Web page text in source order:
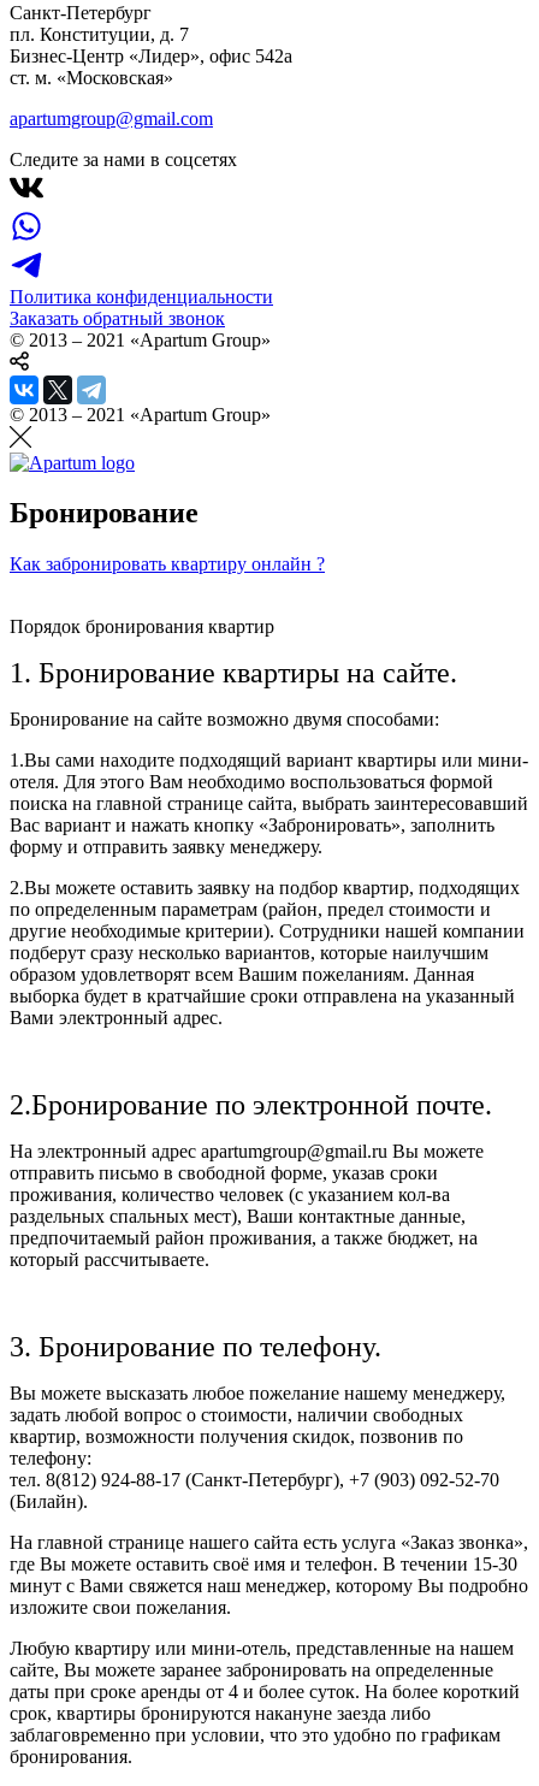
Санкт-Петербург
пл. Конституции, д. 7
Бизнес-Центр «Лидер», офис 542a
ст. м. «Московская»
apartumgroup@gmail.com
Следите за нами в соцсетях
Политика конфиденциальности
Заказать обратный звонок
© 2013 – 2021 «Apartum Group»
© 2013 – 2021 «Apartum Group»
Бронирование
Как забронировать квартиру онлайн ?
Порядок бронирования квартир
1. Бронирование квартиры на сайте.
Бронирование на сайте возможно двумя способами:
1.Вы сами находите подходящий вариант квартиры или мини-
отеля. Для этого Вам необходимо воспользоваться формой
поиска на главной странице сайта, выбрать заинтересовавший
Вас вариант и нажать кнопку «Забронировать», заполнить
форму и отправить заявку менеджеру.
2.Вы можете оставить заявку на подбор квартир, подходящих
по определенным параметрам (район, предел стоимости и
другие необходимые критерии). Сотрудники нашей компании
подберут сразу несколько вариантов, которые наилучшим
образом удовлетворят всем Вашим пожеланиям. Данная
выборка будет в кратчайшие сроки отправлена на указанный
Вами электронный адрес.
2.Бронирование по электронной почте.
На электронный адрес apartumgroup@gmail.ru Вы можете
отправить письмо в свободной форме, указав сроки
проживания, количество человек (с указанием кол-ва
раздельных спальных мест), Ваши контактные данные,
предпочитаемый район проживания, а также бюджет, на
который рассчитываете.
3. Бронирование по телефону.
Вы можете высказать любое пожелание нашему менеджеру,
задать любой вопрос о стоимости, наличии свободных
квартир, возможности получения скидок, позвонив по
телефону:
тел. 8(812) 924-88-17 (Санкт-Петербург), +7 (903) 092-52-70
(Билайн).
На главной странице нашего сайта есть услуга «Заказ звонка»,
где Вы можете оставить своё имя и телефон. В течении 15-30
минут с Вами свяжется наш менеджер, которому Вы подробно
изложите свои пожелания.
Любую квартиру или мини-отель, представленные на нашем
сайте, Вы можете заранее забронировать на определенные
даты при сроке аренды от 4 и более суток. На более короткий
срок, квартиры бронируются накануне заезда либо
заблаговременно при условии, что это удобно по графикам
бронирования.